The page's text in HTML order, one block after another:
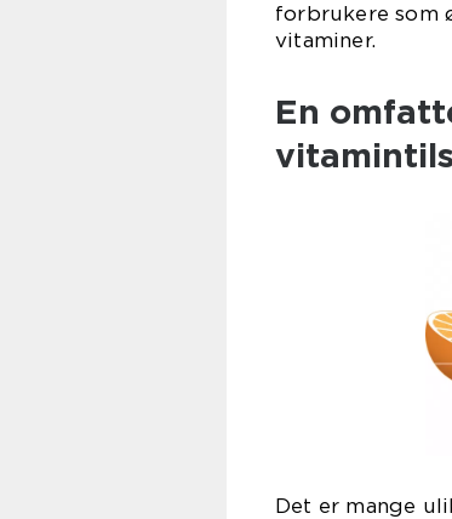
forbrukere som
vitaminer.
En
Det er mange